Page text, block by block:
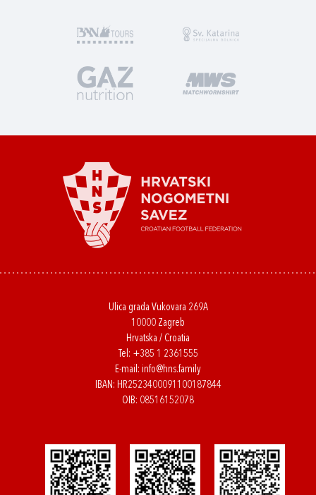
Ulica grada Vukovara 269A
10000 Zagreb
Hrvatska / Croatia
Tel: +385 1 2361555
E-mail: info@hns.family
IBAN: HR2523400091100187844
OIB: 08516152078